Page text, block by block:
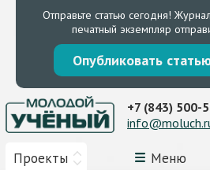
Отправьте статью сегодня!
печатный экземпляр
Опубликовать
Проекты Меню
+7 (843) 500-